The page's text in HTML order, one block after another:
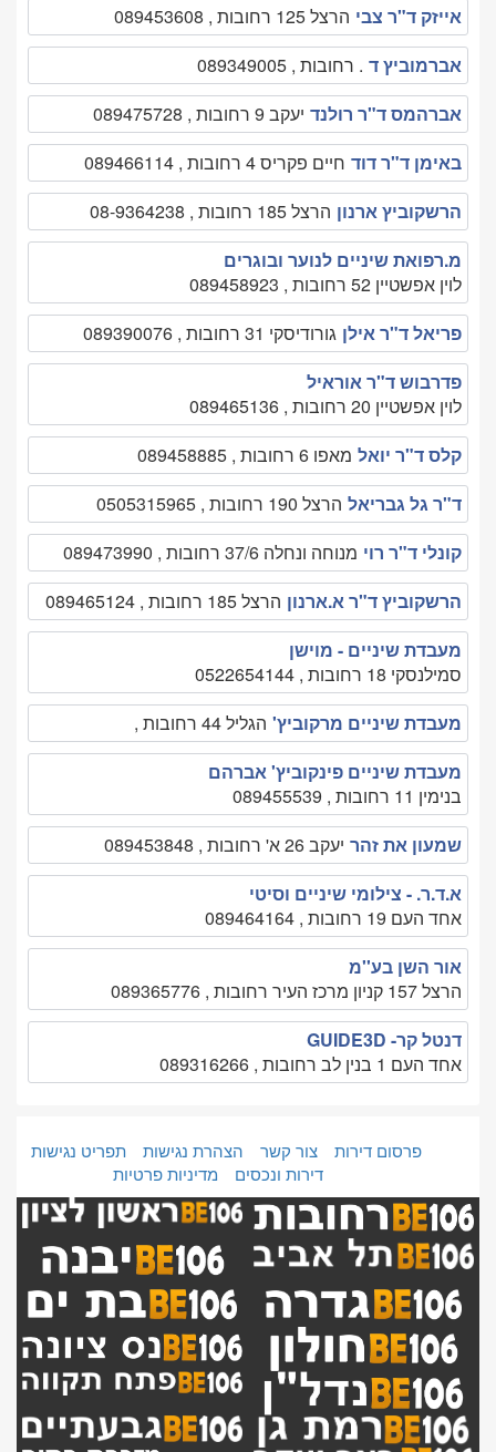
אייזק ד"ר צבי הרצל 125 רחובות , 089453608
אברמוביץ ד . רחובות , 089349005
אברהמס ד"ר רולנד יעקב 9 רחובות , 089475728
באימן ד"ר דוד חיים פקריס 4 רחובות , 089466114
הרשקוביץ ארנון הרצל 185 רחובות , 08-9364238
מ.רפואת שיניים לנוער ובוגרים
לוין אפשטיין 52 רחובות , 089458923
פריאל ד"ר אילן גורודיסקי 31 רחובות , 089390076
פדרבוש ד"ר אוראיל
לוין אפשטיין 20 רחובות , 089465136
קלס ד"ר יואל מאפו 6 רחובות , 089458885
ד"ר גל גבריאל הרצל 190 רחובות , 0505315965
קונלי ד"ר רוי מנוחה ונחלה 37/6 רחובות , 089473990
הרשקוביץ ד"ר א.ארנון הרצל 185 רחובות , 089465124
מעבדת שיניים - מוישן
סמילנסקי 18 רחובות , 0522654144
מעבדת שיניים מרקוביץ' הגליל 44 רחובות ,
מעבדת שיניים פינקוביץ' אברהם
בנימין 11 רחובות , 089455539
שמעון את זהר יעקב 26 א' רחובות , 089453848
א.ד.ר. - צילומי שיניים וסיטי
אחד העם 19 רחובות , 089464164
אור השן בע''מ
הרצל 157 קניון מרכז העיר רחובות , 089365776
דנטל קר- GUIDE3D
אחד העם 1 בנין לב רחובות , 089316266
פרסום דירות צור קשר הצהרת נגישות
תפריט נגישות
דירות ונכסים
מדיניות פרטיות